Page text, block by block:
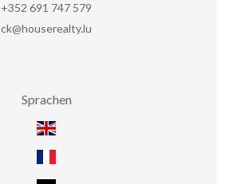
+352 691 747 579
ck@houserealty.lu
Sprachen